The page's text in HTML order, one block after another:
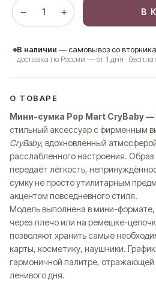
− 1 + В
В наличии — самовывоз со вторника
· доставка по России — от 1 дня ·
О ТОВАРЕ
Мини-сумка Pop Mart CryBaby —
стильный аксессуар с фирменным
CryBaby, вдохновлённый
расслабленного настроения. Образ
передаёт лёгкость,
сумку не просто утилитарным
акцентом повседневного стиля.
Модель выполнена в мини-формате,
через плечо или на ремешке-
позволяют хранить самые
карты, косметику, наушники.
гармоничной палитре, отражающей
ленивого дня.
Оплата
Оплатите сегодня 25%
любого банка, остальное —
в две